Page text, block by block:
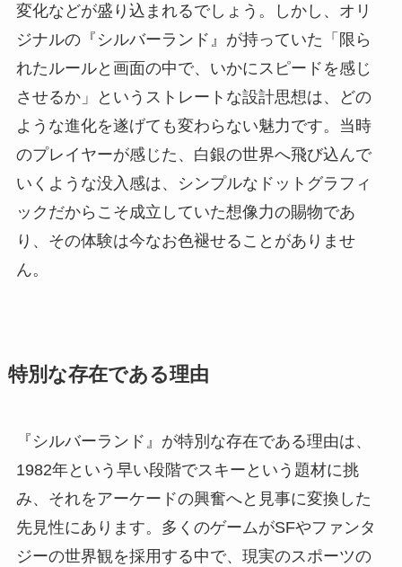
変化などが盛り込まれるでしょう。しかし、オリ
ジナルの『シルバーランド』が持っていた「限ら
れたルールと画面の中で、いかにスピードを感じ
させるか」というストレートな設計思想は、どの
ような進化を遂げても変わらない魅力です。当時
のプレイヤーが感じた、白銀の世界へ飛び込んで
いくような没入感は、シンプルなドットグラフィ
ックだからこそ成立していた想像力の賜物であ
り、その体験は今なお色褪せることがありませ
ん。
特別な存在である理由
『シルバーランド』が特別な存在である理由は、
1982年という早い段階でスキーという題材に挑
み、それをアーケードの興奮へと見事に変換した
先見性にあります。多くのゲームがSFやファンタ
ジーの世界観を採用する中で、現実のスポーツの